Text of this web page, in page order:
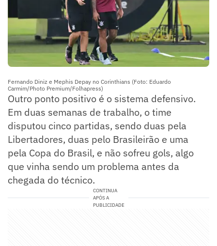
Fernando Diniz e Mephis Depay no Corinthians (Foto: Eduardo
Carmim/Photo Premium/Folhapress)
Outro ponto positivo é o sistema defensivo.
Em duas semanas de trabalho, o time
disputou cinco partidas, sendo duas pela
Libertadores, duas pelo Brasileirão e uma
pela Copa do Brasil, e não sofreu gols, algo
que vinha sendo um problema antes da
chegada do técnico.
CONTINUA
APÓS A
PUBLICIDADE